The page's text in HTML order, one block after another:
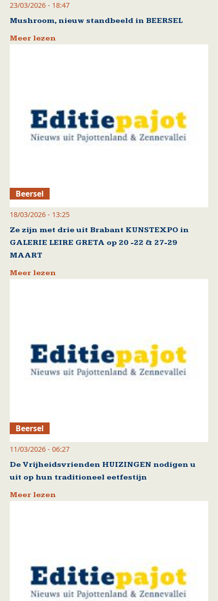
23/03/2026 - 18:47
Mushroom, nieuw standbeeld in BEERSEL
Meer lezen
Beersel
18/03/2026 - 13:25
Ze zijn met drie uit Brabant KUNSTEXPO in
GALERIE LEIRE GRETA op 20 -22 & 27-29
MAART
Meer lezen
Beersel
11/03/2026 - 06:27
De Vrijheidsvrienden HUIZINGEN nodigen u
uit op hun traditioneel eetfestijn
Meer lezen